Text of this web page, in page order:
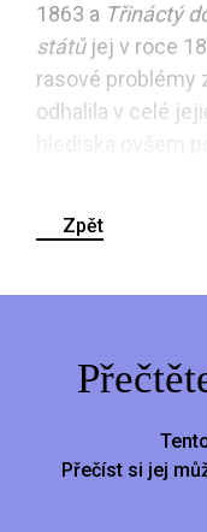
1863 a Třináctý
státůjej v roce
rasové problémy
odhalila v celé
Zpět
Přečíst si jej